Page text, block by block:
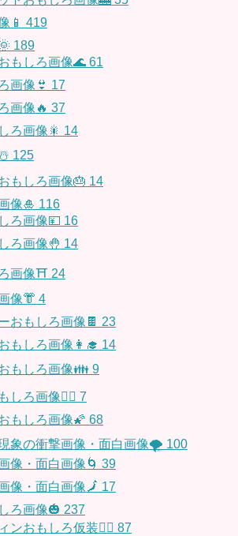
📱 419
189
もしろ画像🌊 61
画像👙 17
画像🔥 37
ろ画像🎇 14
125
もしろ画像🎂 14
像🎍 116
ろ画像💴 16
ろ画像🤚 14
画像⛩ 24
像👘 4
おもしろ画像🍫 23
もしろ画像👩‍🎓 14
もしろ画像👪 9
しろ画像🤸‍♂️ 7
もしろ画像🌠 68
象の衝撃画像・面白画像🌪 100
像・面白画像🌀 39
像・面白画像🗾 17
ろ画像🎃 237
ンおもしろ仮装👯‍♂️ 87